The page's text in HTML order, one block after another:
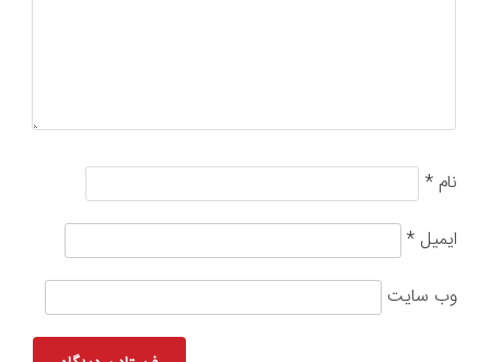
نام *
ایمیل *
وب‌ سایت